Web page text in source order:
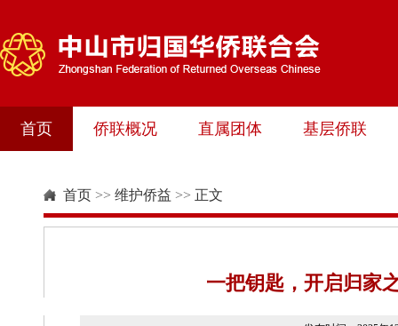
首页 侨联概况 直属团体 基层侨联
首页 >> 维护侨益 >> 正文
一把钥匙，开启归家